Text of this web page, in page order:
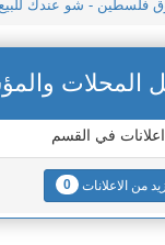
المحلات
اعلانات في القسم
من الاعلانات 0